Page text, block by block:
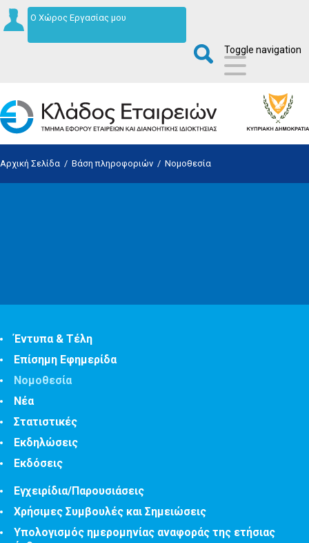
Ο Χώρος Εργασίας μου
Toggle navigation
Αρχική Σελίδα / Βάση πληροφοριών / Νομοθεσία
Έντυπα & Τέλη
Επίσημη Εφημερίδα
Νομοθεσία
Νέα
Στατιστικές
Εκδηλώσεις
Εκδόσεις
Εγχειρίδια/Παρουσιάσεις
Χρήσιμες Συμβουλές και Σημειώσεις
Υπολογισμός ημερομηνίας αναφοράς της ετήσιας